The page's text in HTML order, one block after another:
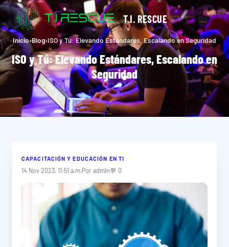
T.I. RESCUE
Inicio›Blog›ISO y Tú: Elevando Estándares, Escalando en Seguridad
ISO y Tú: Elevando Estándares, Escalando en
Seguridad
CAPACITACIÓN Y EDUCACIÓN EN TI
14 Nov 2023, 11:51 a.m.Por admin💬 0